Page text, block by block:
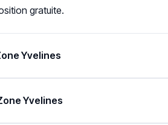
gratuite.
Yvelines
Yvelines